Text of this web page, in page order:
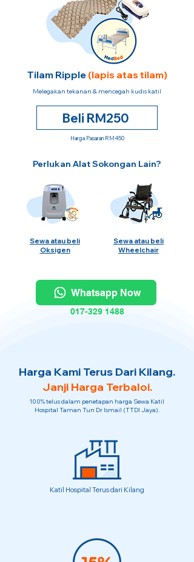
Tilam Ripple (lapis atas tilam)
Melegakan tekanan & mencegah kudis katil
Beli RM250
Harga Pasaran RM450
Perlukan Alat Sokongan Lain?
Sewa atau beli
Oksigen
Sewa atau beli
Wheelchair
Whatsapp Now
017-329 1488
Harga Kami Terus Dari Kilang.
Janji Harga Terbaloi.
100% telus dalam penetapan harga Sewa Katil
Hospital Taman Tun Dr Ismail (TTDI Jaya).
Katil Hospital Terus dari Kilang